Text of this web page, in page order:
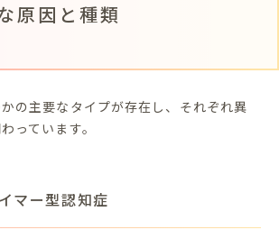
原因と種類
の主要なタイプが存在し、それぞれ異
っています。
マー型認知症